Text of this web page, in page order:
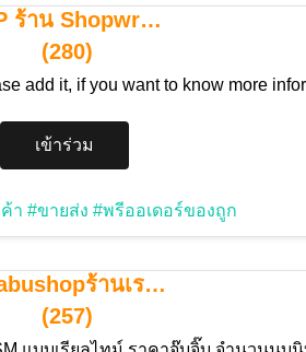
ร้าน Shopwr…
(280)
add it, if you want to know more
เข้าร่วม
า #ขายส่ง #พรีออเดอร์ของถูก
ร้านเร…
(257)